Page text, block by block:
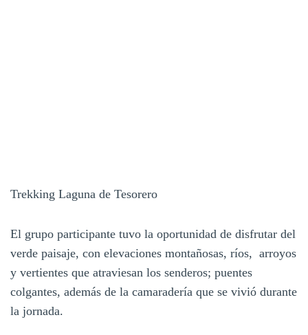
Trekking Laguna de Tesorero
El grupo participante tuvo la oportunidad de disfrutar del
verde paisaje, con elevaciones montañosas, ríos, arroyos
y vertientes que atraviesan los senderos; puentes
colgantes, además de la camaradería que se vivió durante
la jornada.